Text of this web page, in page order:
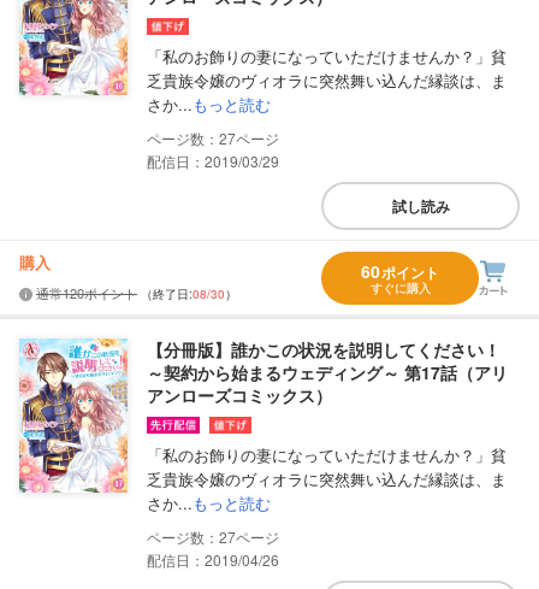
「私のお飾りの妻になっていただけませんか？」貧
乏貴族令嬢のヴィオラに突然舞い込んだ縁談は、ま
さか...もっと読む
27
配信日：2019/03/29
試し読み
購入
通常120ポイント （終了日:08/30）
60ポイント
すぐに購入
【分冊版】誰かこの状況を説明してください！
～契約から始まるウェディング～ 第17話（アリ
アンローズコミックス）
「私のお飾りの妻になっていただけませんか？」貧
乏貴族令嬢のヴィオラに突然舞い込んだ縁談は、ま
さか...もっと読む
27
配信日：2019/04/26